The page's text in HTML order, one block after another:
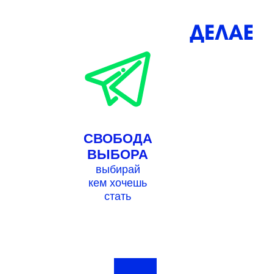
СВОБОДА
ВЫБОРА
выбирай
кем хочешь
стать